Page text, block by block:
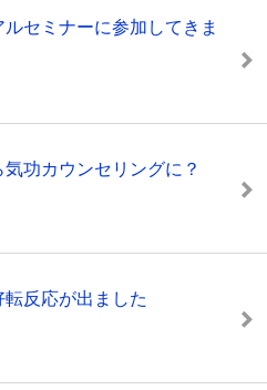
ルセミナーに参加してきま
功カウンセリングに？
反応が出ました